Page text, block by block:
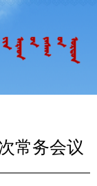
常务会议